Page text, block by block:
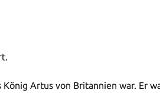
Artus von Britannien war. Er